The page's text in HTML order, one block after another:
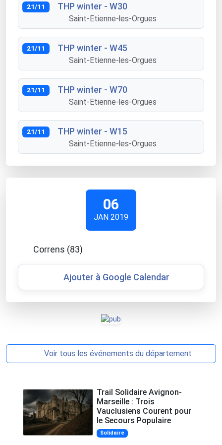
21/11 THP winter - W30
Saint-Etienne-les-Orgues
21/11 THP winter - W45
Saint-Etienne-les-Orgues
21/11 THP winter - W70
Saint-Etienne-les-Orgues
21/11 THP winter - W15
Saint-Etienne-les-Orgues
06
JAN 2019
Correns (83)
Ajouter à Google Calendar
Voir tous les événements du département
Trail Solidaire Avignon-
Marseille : Trois
Vauclusiens Courent pour
le Secours Populaire
Solidaire